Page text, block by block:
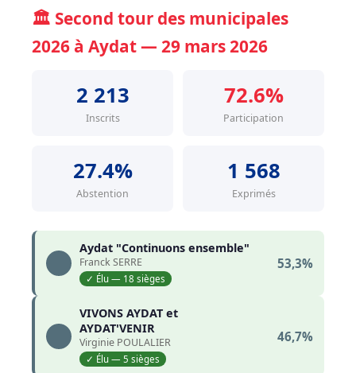
🏛️ Second tour des municipales
2026 à Aydat — 29 mars 2026
2 213
Inscrits
72.6%
Participation
27.4%
Abstention
1 568
Exprimés
Aydat "Continuons ensemble"
Franck SERRE
✓ Élu — 18 sièges
53,3%
VIVONS AYDAT et
AYDAT'VENIR
Virginie POULALIER
✓ Élu — 5 sièges
46,7%